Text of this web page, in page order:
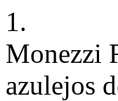
1.
Monezzi
azulejos